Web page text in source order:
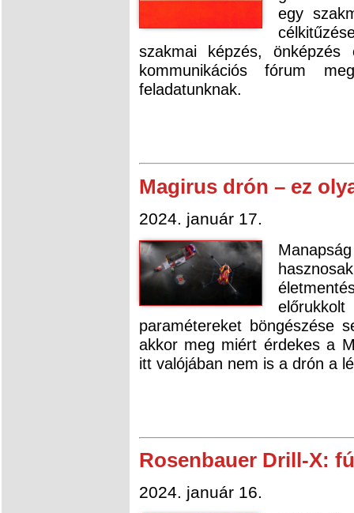
egy
szakmai képzés,
kommunikációs fórum
feladatunknak.
Magirus drón – ez
2024. január 17.
paramétereket böngészése
akkor meg miért érdekes a
itt valójában nem is a drón a
Rosenbauer Drill-X:
2024. január 16.